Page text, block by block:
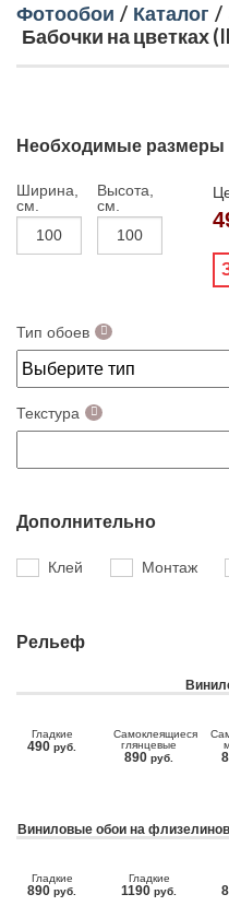
Фотообои / Каталог /
Бабочки на цветках
Необходимые размеры
Ширина,
см.
Высота,
см.
Тип обоев
Текстура
Дополнительно
Клей Монтаж
Рельеф
Гладкие
490 руб.
Самоклеящиеся
глянцевые
890 руб.
Виниловые обои на
Гладкие
890 руб.
Гладкие
1190 руб.